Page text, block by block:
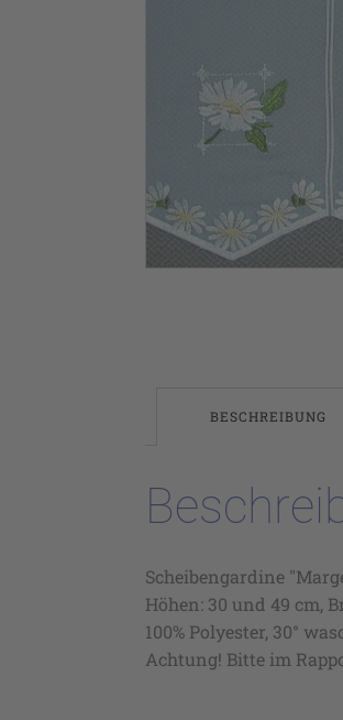
BESCHREIBUNG
Scheibengardine
Höhen: 30 und 49 cm,
100% Polyester, 30°
Achtung! Bitte im